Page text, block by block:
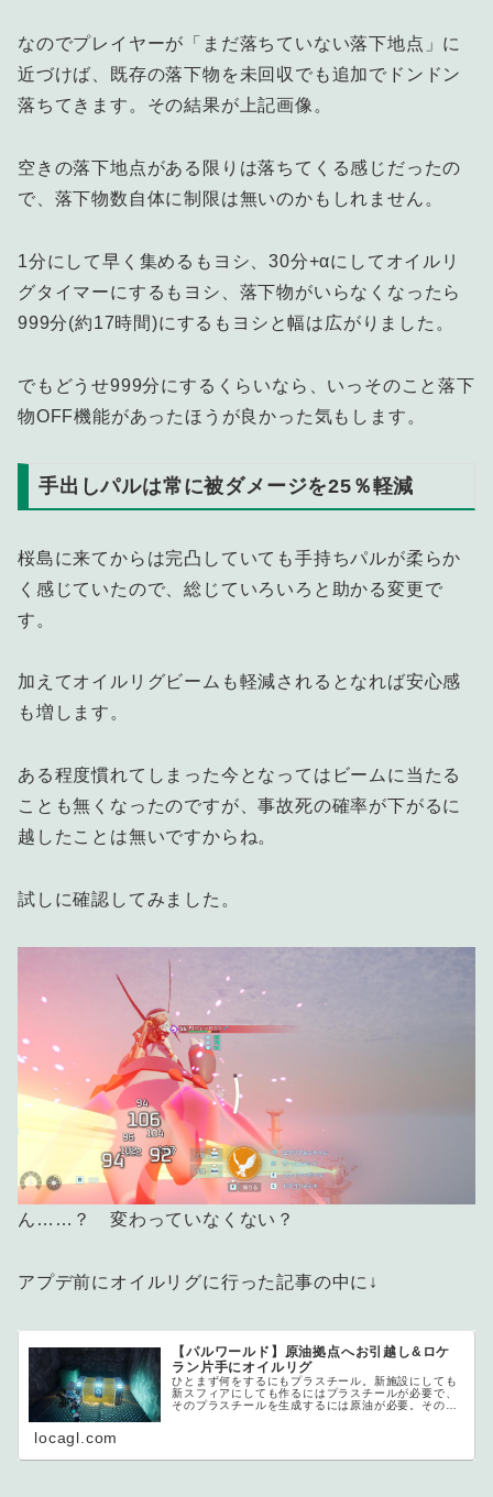
なのでプレイヤーが「まだ落ちていない落下地点」に
近づけば、既存の落下物を未回収でも追加でドンドン
落ちてきます。その結果が上記画像。
空きの落下地点がある限りは落ちてくる感じだったの
で、落下物数自体に制限は無いのかもしれません。
1分にして早く集めるもヨシ、30分+αにしてオイルリ
グタイマーにするもヨシ、落下物がいらなくなったら
999分(約17時間)にするもヨシと幅は広がりました。
でもどうせ999分にするくらいなら、いっそのこと落下
物OFF機能があったほうが良かった気もします。
手出しパルは常に被ダメージを25％軽減
桜島に来てからは完凸していても手持ちパルが柔らか
く感じていたので、総じていろいろと助かる変更で
す。
加えてオイルリグビームも軽減されるとなれば安心感
も増します。
ある程度慣れてしまった今となってはビームに当たる
ことも無くなったのですが、事故死の確率が下がるに
越したことは無いですからね。
試しに確認してみました。
ん……？ 変わっていなくない？
アプデ前にオイルリグに行った記事の中に↓
【パルワールド】原油拠点へお引越し&ロケ
ラン片手にオイルリグ
ひとまず何をするにもプラスチール。新施設にしても
新スフィアにしても作るにはプラスチールが必要で、
そのプラスチールを生成するには原油が必要。その原
locagl.com